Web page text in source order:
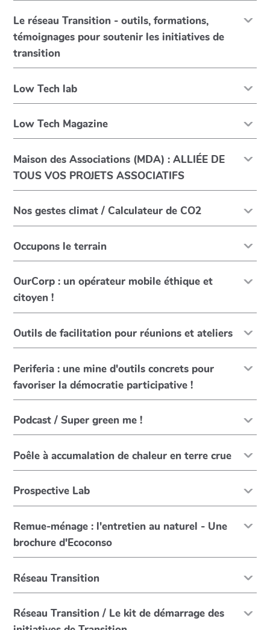
Le réseau Transition - outils, formations,
témoignages pour soutenir les initiatives de
transition
Low Tech lab
Low Tech Magazine
Maison des Associations (MDA) : ALLIÉE DE
TOUS VOS PROJETS ASSOCIATIFS
Nos gestes climat / Calculateur de CO2
Occupons le terrain
OurCorp : un opérateur mobile éthique et
citoyen !
Outils de facilitation pour réunions et ateliers
Periferia : une mine d'outils concrets pour
favoriser la démocratie participative !
Podcast / Super green me !
Poêle à accumalation de chaleur en terre crue
Prospective Lab
Remue-ménage : l'entretien au naturel - Une
brochure d'Ecoconso
Réseau Transition
Réseau Transition / Le kit de démarrage des